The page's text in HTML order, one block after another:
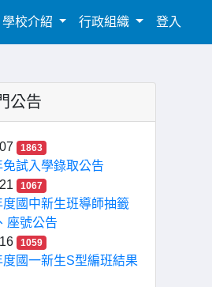
學校介紹 行政組織 登入
公告
1863
免試入學錄取公告
1067
度國中新生班導師抽籤
座號公告
1059
度國一新生S型編班結果